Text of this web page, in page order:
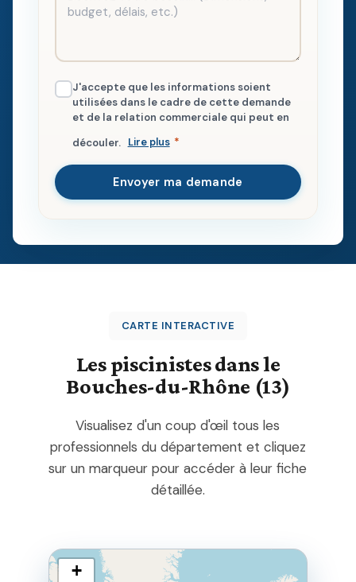
J'accepte que les informations soient
utilisées dans le cadre de cette demande
et de la relation commerciale qui peut en
découler. Lire plus *
Envoyer ma demande
CARTE INTERACTIVE
Les piscinistes dans le
Bouches-du-Rhône (13)
Visualisez d'un coup d'œil tous les
professionnels du département et cliquez
sur un marqueur pour accéder à leur fiche
détaillée.
+